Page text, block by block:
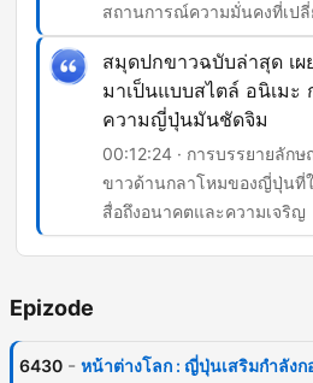
สถานการณ์ความมั่นคงที่เป
สมุดปกขาวฉบับล่าสุด เ
มาเป็นแบบสไตล์ อนิเม
ความญี่ปุ่นมันชัดจิม
00:12:24 · การบรรยายลัก
ขาวด้านกลาโหมของญี่ปุ่นที่
สื่อถึงอนาคตและความเจริญ
Epizode
6430 - หน้าต่างโลก : ญี่ปุ่นเสริมกำลัง